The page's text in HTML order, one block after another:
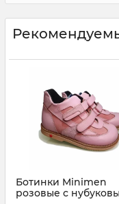
Ботинки Minimen
розовые с